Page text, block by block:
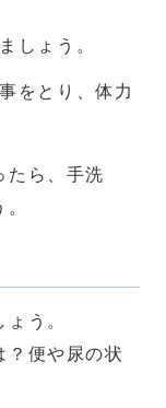
しょう。
をとり、体力
ら、手洗
う。
？便や尿の状